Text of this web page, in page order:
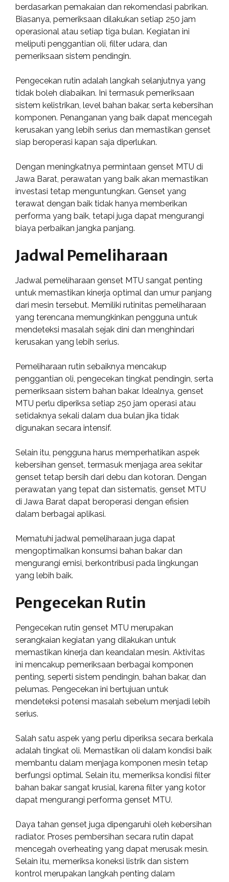
berdasarkan pemakaian dan rekomendasi pabrikan.
Biasanya, pemeriksaan dilakukan setiap 250 jam
operasional atau setiap tiga bulan. Kegiatan ini
meliputi penggantian oli, filter udara, dan
pemeriksaan sistem pendingin.
Pengecekan rutin adalah langkah selanjutnya yang
tidak boleh diabaikan. Ini termasuk pemeriksaan
sistem kelistrikan, level bahan bakar, serta kebersihan
komponen. Penanganan yang baik dapat mencegah
kerusakan yang lebih serius dan memastikan genset
siap beroperasi kapan saja diperlukan.
Dengan meningkatnya permintaan genset MTU di
Jawa Barat, perawatan yang baik akan memastikan
investasi tetap menguntungkan. Genset yang
terawat dengan baik tidak hanya memberikan
performa yang baik, tetapi juga dapat mengurangi
biaya perbaikan jangka panjang.
Jadwal Pemeliharaan
Jadwal pemeliharaan genset MTU sangat penting
untuk memastikan kinerja optimal dan umur panjang
dari mesin tersebut. Memiliki rutinitas pemeliharaan
yang terencana memungkinkan pengguna untuk
mendeteksi masalah sejak dini dan menghindari
kerusakan yang lebih serius.
Pemeliharaan rutin sebaiknya mencakup
penggantian oli, pengecekan tingkat pendingin, serta
pemeriksaan sistem bahan bakar. Idealnya, genset
MTU perlu diperiksa setiap 250 jam operasi atau
setidaknya sekali dalam dua bulan jika tidak
digunakan secara intensif.
Selain itu, pengguna harus memperhatikan aspek
kebersihan genset, termasuk menjaga area sekitar
genset tetap bersih dari debu dan kotoran. Dengan
perawatan yang tepat dan sistematis, genset MTU
di Jawa Barat dapat beroperasi dengan efisien
dalam berbagai aplikasi.
Mematuhi jadwal pemeliharaan juga dapat
mengoptimalkan konsumsi bahan bakar dan
mengurangi emisi, berkontribusi pada lingkungan
yang lebih baik.
Pengecekan Rutin
Pengecekan rutin genset MTU merupakan
serangkaian kegiatan yang dilakukan untuk
memastikan kinerja dan keandalan mesin. Aktivitas
ini mencakup pemeriksaan berbagai komponen
penting, seperti sistem pendingin, bahan bakar, dan
pelumas. Pengecekan ini bertujuan untuk
mendeteksi potensi masalah sebelum menjadi lebih
serius.
Salah satu aspek yang perlu diperiksa secara berkala
adalah tingkat oli. Memastikan oli dalam kondisi baik
membantu dalam menjaga komponen mesin tetap
berfungsi optimal. Selain itu, memeriksa kondisi filter
bahan bakar sangat krusial, karena filter yang kotor
dapat mengurangi performa genset MTU.
Daya tahan genset juga dipengaruhi oleh kebersihan
radiator. Proses pembersihan secara rutin dapat
mencegah overheating yang dapat merusak mesin.
Selain itu, memeriksa koneksi listrik dan sistem
kontrol merupakan langkah penting dalam